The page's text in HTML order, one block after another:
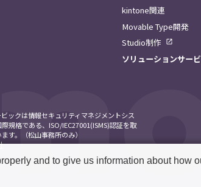
kintone関連
Movable Type開発
Studio制作
ソリューションサー
ビックは情報セキュリティマネジメントシス
規格である、ISO/IEC27001(ISMS)認証を取
す。（松山事務所のみ）
and to give us information about how